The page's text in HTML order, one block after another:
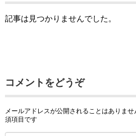
記事は見つかりませんでした。
コメントをどうぞ
メールアドレスが公開されることはありませ
須項目です